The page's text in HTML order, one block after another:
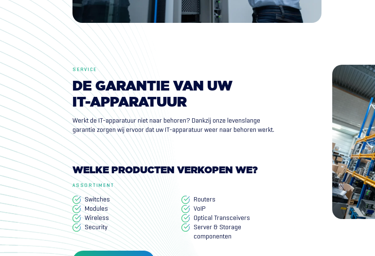
SERVICE
DE GARANTIE VAN UW
IT-APPARATUUR
Werkt de IT-apparatuur niet naar behoren? Dankzij onze levenslange
garantie zorgen wij ervoor dat uw IT-apparatuur weer naar behoren werkt.
WELKE PRODUCTEN VERKOPEN WE?
ASSORTIMENT
Switches
Routers
Modules
VoIP
Wireless
Optical Transceivers
Security
Server & Storage
componenten